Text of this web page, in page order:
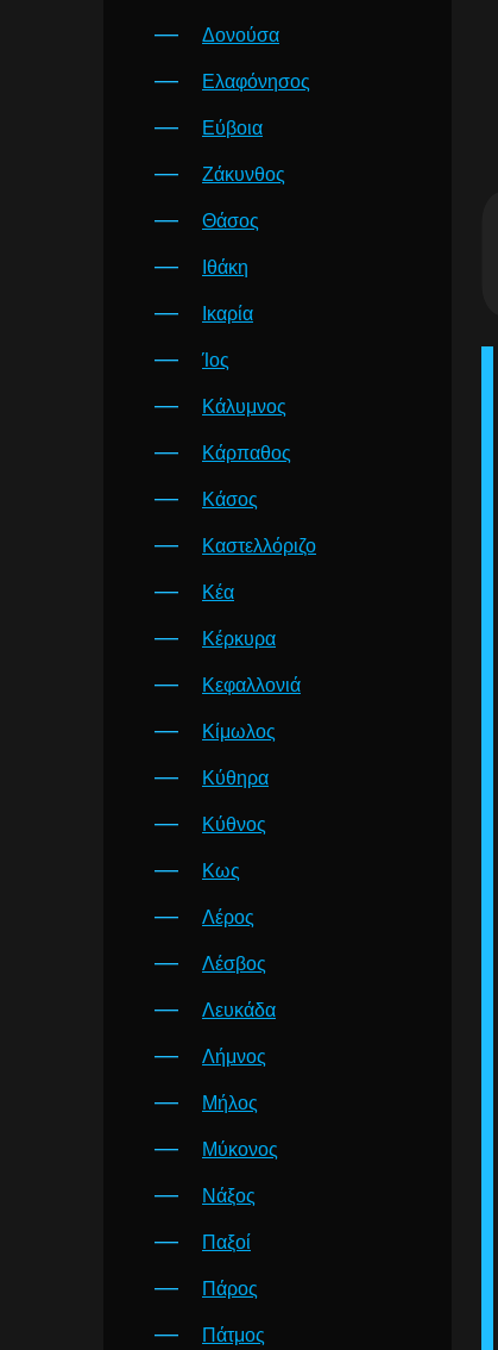
Δονούσα
Ελαφόνησος
Εύβοια
Ζάκυνθος
Θάσος
Ιθάκη
Ικαρία
Ίος
Κάλυμνος
Κάρπαθος
Κάσος
Καστελλόριζο
Κέα
Κέρκυρα
Κεφαλλονιά
Κίμωλος
Κύθηρα
Κύθνος
Κως
Λέρος
Λέσβος
Λευκάδα
Λήμνος
Μήλος
Μύκονος
Νάξος
Παξοί
Πάρος
Πάτμος